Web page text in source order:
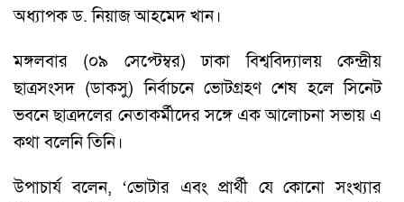
অধ্যাপক ড. নিয়াজ আহমেদ খান।
মঙ্গলবার (০৯ সেপ্টেম্বর) ঢাকা বিশ্ববিদ্যালয় কেন্দ্রীয়
ছাত্রসংসদ (ডাকসু) নির্বাচনে ভোটগ্রহণ শেষ হলে সিনেট
ভবনে ছাত্রদলের নেতাকর্মীদের সঙ্গে এক আলোচনা সভায় এ
কথা বলেনি তিনি।
উপাচার্য বলেন, ‘ভোটার এবং প্রার্থী যে কোনো সংখ্যার